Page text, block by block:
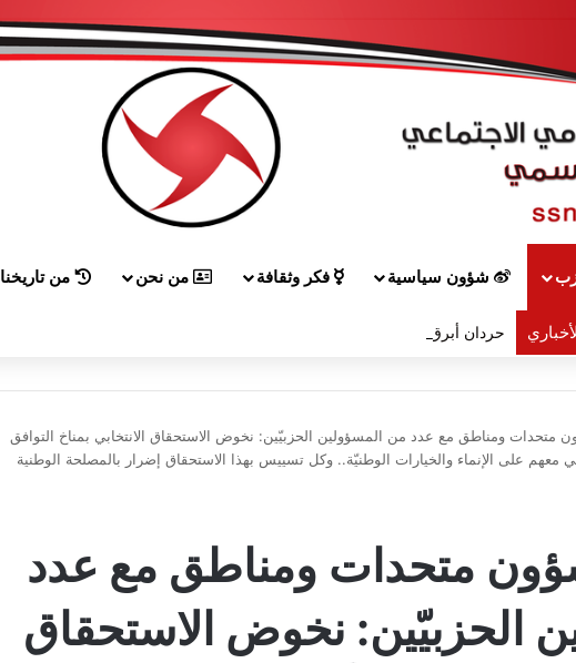
شؤون سياسية فكر وثقافة من نحن من تاريخنا
حردان أبرق إلى هيكل مهنئاً بمناسبة عيد الجيش
متحدات ومناطق مع عدد من المسؤولين الحزبيّين: نخوض الاستحقاق الانتخابي بمناخ التوافق
معهم على الإنماء والخيارات الوطنيّة.. وكل تسييس بهذا الاستحقاق إضرار بالمصلحة الوطنية
متحدات ومناطق مع عدد
الحزبيّين: نخوض الاستحقاق